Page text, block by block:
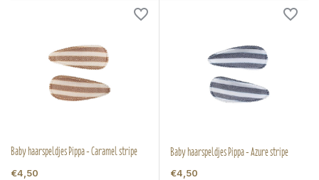
Baby haarspeldjes Pippa - Caramel stripe
€4,50
Baby haarspeldjes Pippa - Azure stripe
€4,50